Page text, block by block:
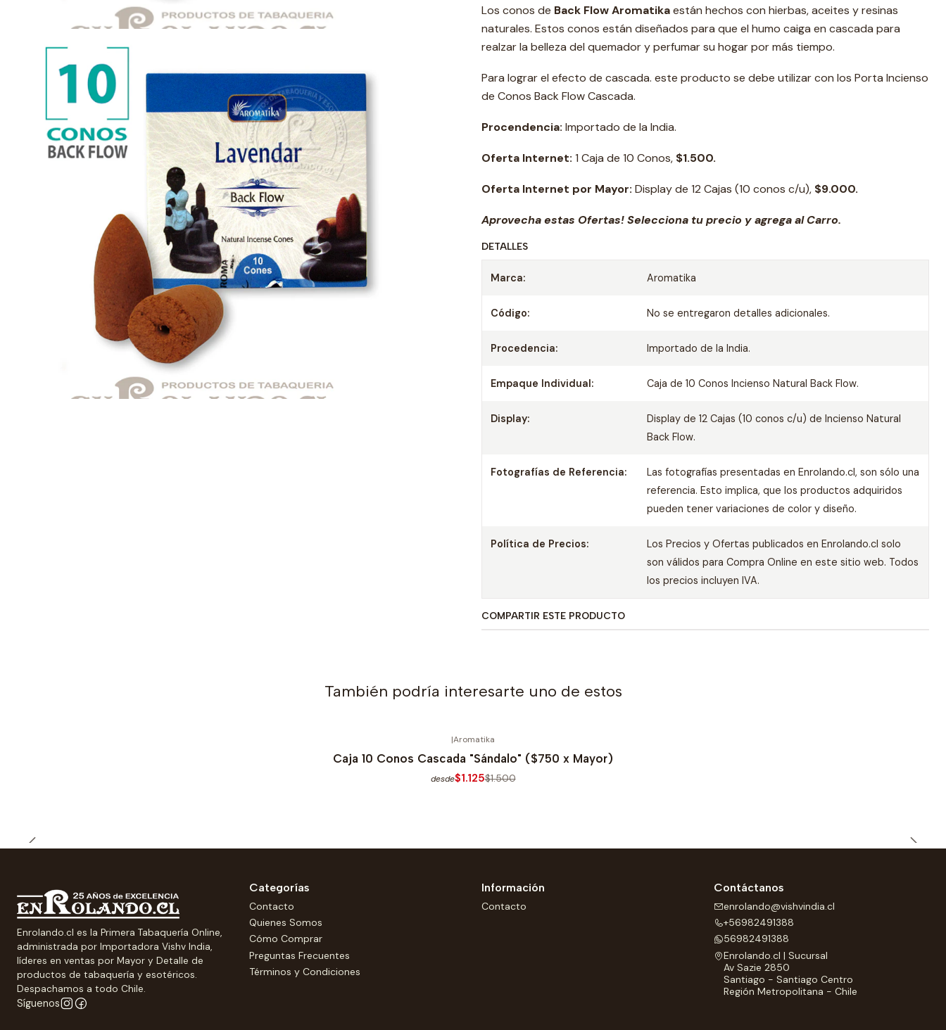
Los conos de Back Flow Aromatikaestán hechos con hierbas, aceites y resinas
naturales. Estos conos están diseñados para que el humo caiga en cascada para
realzar la belleza del quemador y perfumar su hogar por más tiempo.
Para lograr el efecto de cascada. este producto se debe utilizar con los Porta Incienso
de Conos Back Flow Cascada.
Procendencia: Importado de la India.
Oferta Internet: 1 Caja de 10 Conos, $1.500.
Oferta Internet por Mayor: Display de 12 Cajas (10 conos c/u), $9.000.
Aprovecha estas Ofertas! Selecciona tu precio y agrega al Carro.
DETALLES
Marca: Aromatika
Código: No se entregaron detalles adicionales.
Procedencia: Importado de la India.
Empaque Individual: Caja de 10 Conos Incienso Natural Back Flow.
Display:
Display de 12 Cajas (10 conos c/u) de Incienso Natural
Back Flow.
Fotografías de Referencia:
Las fotografías presentadas en Enrolando.cl, son sólo una
referencia. Esto implica, que los productos adquiridos
pueden tener variaciones de color y diseño.
Política de Precios:
Los Precios y Ofertas publicados en Enrolando.cl solo
son válidos para Compra Online en este sitio web. Todos
los precios incluyen IVA.
COMPARTIR ESTE PRODUCTO
También podría interesarte uno de estos
|Aromatika
Caja 10 Conos Cascada "Sándalo" ($750 x Mayor)
desde$1.125$1.500
Enrolando.cl es la Primera Tabaquería Online,
administrada por Importadora Vishv India,
líderes en ventas por Mayor y Detalle de
productos de tabaquería y esotéricos.
Despachamos a todo Chile.
Síguenos
Categorías
Contacto
Quienes Somos
Cómo Comprar
Preguntas Frecuentes
Términos y Condiciones
Información
Contacto
Contáctanos
enrolando@vishvindia.cl
+56982491388
56982491388
Enrolando.cl | Sucursal
Av Sazie 2850
Santiago - Santiago Centro
Región Metropolitana - Chile